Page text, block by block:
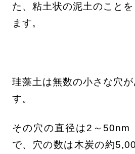
た、粘土状の泥土のこと
ます。
珪藻土は無数の小さな穴
す。
その穴の直径は2～50nm
で、穴の数は木炭の約